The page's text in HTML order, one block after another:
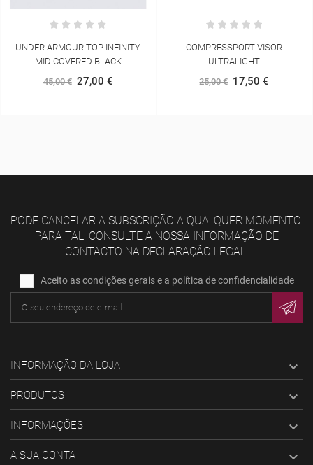
UNDER ARMOUR TOP INFINITY
MID COVERED BLACK
45,00 € 27,00 €
COMPRESSPORT VISOR
ULTRALIGHT
25,00 € 17,50 €
PODE CANCELAR A SUBSCRIÇÃO A QUALQUER MOMENTO.
PARA TAL, CONSULTE A NOSSA INFORMAÇÃO DE
CONTACTO NA DECLARAÇÃO LEGAL.
Aceito as condições gerais e a política de confidencialidade
INFORMAÇÃO DA LOJA 
PRODUTOS 
INFORMAÇÕES 
A SUA CONTA 